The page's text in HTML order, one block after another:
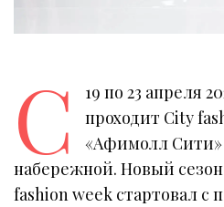
С
19 по 23 апреля
проходит City
«Афимолл Сити»
набережной. Новый
fashion week стартовал с